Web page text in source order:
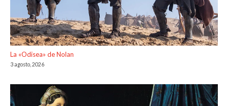
La «Odisea» de Nolan
3 agosto, 2026